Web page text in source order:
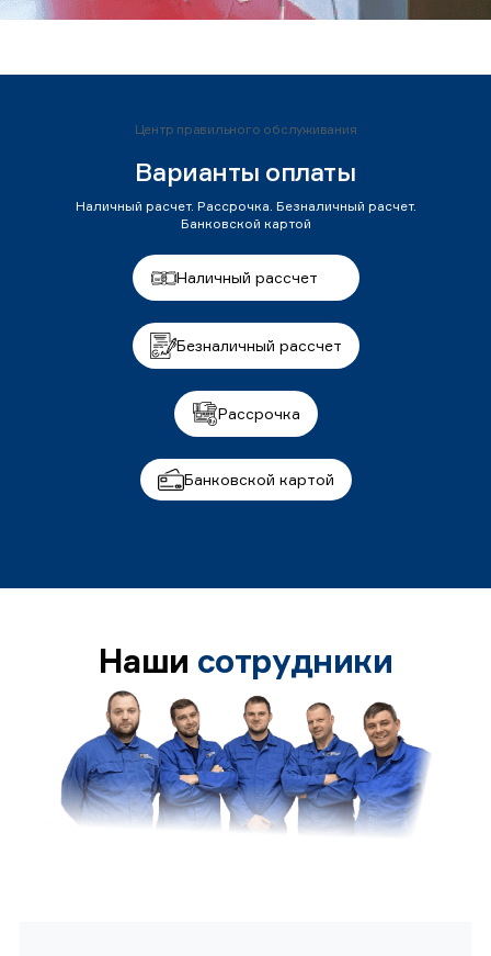
Центр правильного обслуживания
Варианты оплаты
Наличный расчет. Рассрочка. Безналичный расчет.
Банковской картой
Наличный рассчет
Безналичный рассчет
Рассрочка
Банковской картой
Наши сотрудники